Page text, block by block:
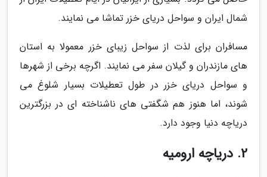
شمال ایران و سواحل دریای خزر تماشا می نمایند.
مسافران برای لذت از سواحل زیبای خزر معمولا به استان
های مازندران و گیلان سفر می نمایند. اگرچه برخی از شهرها
و سواحل دریای خزر در طول تعطیلات بسیار شلوغ می
شوند، اما هنوز هم شگفتی های ناشناخته ای در بزرگترین
دریاچه دنیا وجود دارد.
2. دریاچه ارومیه